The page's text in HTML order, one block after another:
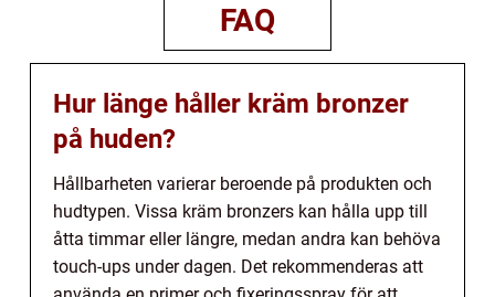
FAQ
Hur länge håller kräm bronzer
på huden?
Hållbarheten varierar beroende på produkten och
hudtypen. Vissa kräm bronzers kan hålla upp till
åtta timmar eller längre, medan andra kan behöva
touch-ups under dagen. Det rekommenderas att